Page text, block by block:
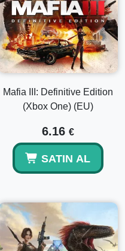
Mafia III: Definitive Edition
(Xbox One) (EU)
6.16 €
SATIN AL